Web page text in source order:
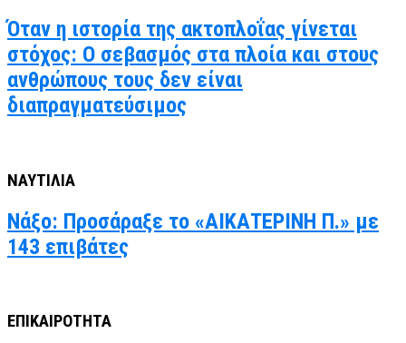
Όταν η ιστορία της ακτοπλοΐας γίνεται
στόχος: Ο σεβασμός στα πλοία και στους
ανθρώπους τους δεν είναι
διαπραγματεύσιμος
ΝΑΥΤΙΛΙΑ
Νάξο: Προσάραξε το «ΑΙΚΑΤΕΡΙΝΗ Π.» με
143 επιβάτες
ΕΠΙΚΑΙΡΟΤΗΤΑ